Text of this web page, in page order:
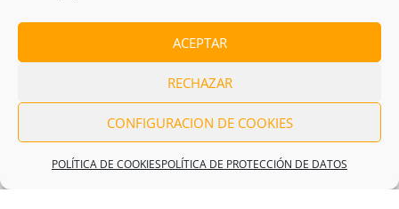
ACEPTAR
RECHAZAR
CONFIGURACION DE COOKIES
POLÍTICA DE COOKIESPOLÍTICA DE PROTECCIÓN DE DATOS
Información de Contacto
Navas de Jorquera – Albacete (España)
Tel:(+34) 967 48 22 15
Email:info@climanavas.com